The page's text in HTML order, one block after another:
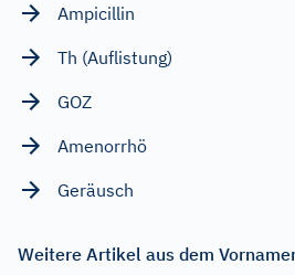
Ampicillin
Th (Auflistung)
GOZ
Amenorrhö
Geräusch
Weitere Artikel aus dem